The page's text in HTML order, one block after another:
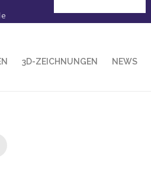
3D-ZEICHNUNGEN NEWS